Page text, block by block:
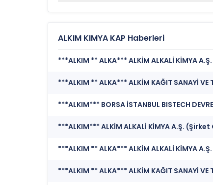
ALKIM KIMYA KAP Haberleri
***ALKIM ** ALKA*** ALKİM ALKALİ KİMYA
***ALKIM*** ALKİM ALKALİ KİMYA A.Ş.
***ALKIM ** ALKA*** ALKİM ALKALİ KİMYA